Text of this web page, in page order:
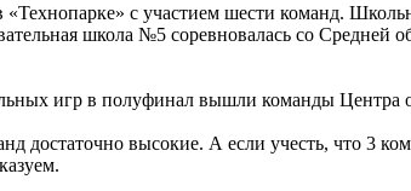
с участием шести команд.
школа №5 соревновалась со Средней
игр в полуфинал вышли команды
достаточно высокие. А если учесть, что 3